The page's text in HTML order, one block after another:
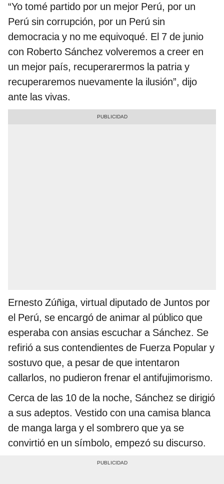
“Yo tomé partido por un mejor Perú, por un
Perú sin corrupción, por un Perú sin
democracia y no me equivoqué. El 7 de junio
con Roberto Sánchez volveremos a creer en
un mejor país, recuperarermos la patria y
recuperaremos nuevamente la ilusión”, dijo
ante las vivas.
Ernesto Zúñiga, virtual diputado de Juntos por
el Perú, se encargó de animar al público que
esperaba con ansias escuchar a Sánchez. Se
refirió a sus contendientes de Fuerza Popular y
sostuvo que, a pesar de que intentaron
callarlos, no pudieron frenar el antifujimorismo.
Cerca de las 10 de la noche, Sánchez se dirigió
a sus adeptos. Vestido con una camisa blanca
de manga larga y el sombrero que ya se
convirtió en un símbolo, empezó su discurso.